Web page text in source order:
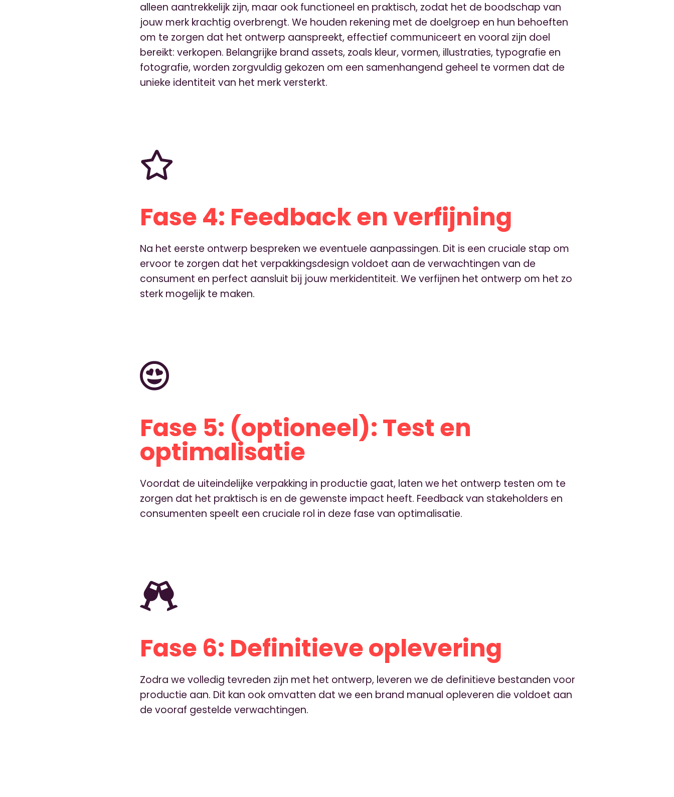
alleen aantrekkelijk zijn, maar ook functioneel en praktisch, zodat het de boodschap van
jouw merk krachtig overbrengt. We houden rekening met de doelgroep en hun behoeften
om te zorgen dat het ontwerp aanspreekt, effectief communiceert en vooral zijn doel
bereikt: verkopen. Belangrijke brand assets, zoals kleur, vormen, illustraties, typografie en
fotografie, worden zorgvuldig gekozen om een samenhangend geheel te vormen dat de
unieke identiteit van het merk versterkt.
Fase 4: Feedback en verfijning
Na het eerste ontwerp bespreken we eventuele aanpassingen. Dit is een cruciale stap om
ervoor te zorgen dat het verpakkingsdesign voldoet aan de verwachtingen van de
consument en perfect aansluit bij jouw merkidentiteit. We verfijnen het ontwerp om het zo
sterk mogelijk te maken.
Fase 5: (optioneel): Test en
optimalisatie
Voordat de uiteindelijke verpakking in productie gaat, laten we het ontwerp testen om te
zorgen dat het praktisch is en de gewenste impact heeft. Feedback van stakeholders en
consumenten speelt een cruciale rol in deze fase van optimalisatie.
Fase 6: Definitieve oplevering
Zodra we volledig tevreden zijn met het ontwerp, leveren we de definitieve bestanden voor
productie aan. Dit kan ook omvatten dat we een brand manual opleveren die voldoet aan
de vooraf gestelde verwachtingen.